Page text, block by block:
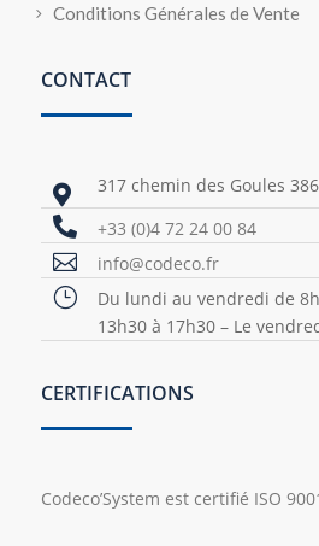
Conditions Générales de Vente
CONTACT
 317 chemin des Goules
 +33 (0)4 72 24 00 84
 info@codeco.fr
}
Du lundi au vendredi de
13h30 à 17h30 – Le
CERTIFICATIONS
Codeco’System est certifié ISO